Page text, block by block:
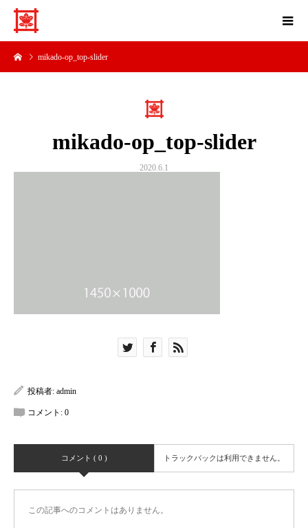
mikado-op_top-slider
mikado-op_top-slider
2020.6.1
投稿者: admin
コメント: 0
コメント ( 0 ) トラックバックは利用できません。
この記事へのコメントはありません。